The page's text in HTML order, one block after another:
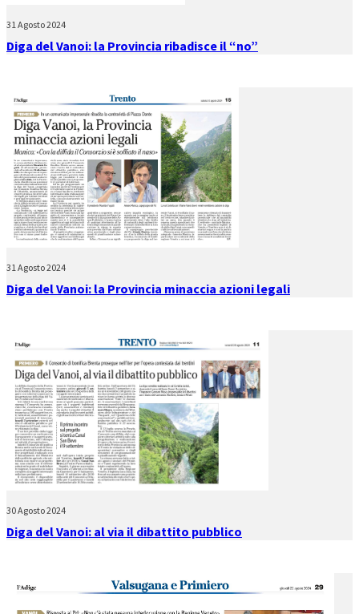
31 Agosto 2024
Diga del Vanoi: la Provincia ribadisce il “no”
31 Agosto 2024
Diga del Vanoi: la Provincia minaccia azioni legali
30 Agosto 2024
Diga del Vanoi: al via il dibattito pubblico